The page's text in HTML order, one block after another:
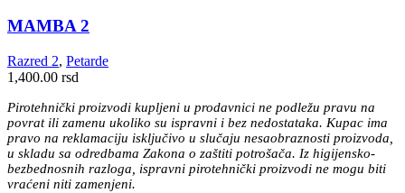
MAMBA 2
Razred 2, Petarde
1,400.00 rsd
Pirotehnički proizvodi kupljeni u prodavnici ne podležu pravu na
povrat ili zamenu ukoliko su ispravni i bez nedostataka. Kupac ima
pravo na reklamaciju isključivo u slučaju nesaobraznosti proizvoda,
u skladu sa odredbama Zakona o zaštiti potrošača. Iz higijensko-
bezbednosnih razloga, ispravni pirotehnički proizvodi ne mogu biti
vraćeni niti zamenjeni.